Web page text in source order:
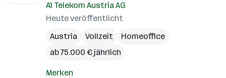
A1 Telekom Austria AG
Heute veröffentlicht
Austria
Vollzeit
Homeoffice
ab 75.000 € jährlich
Merken